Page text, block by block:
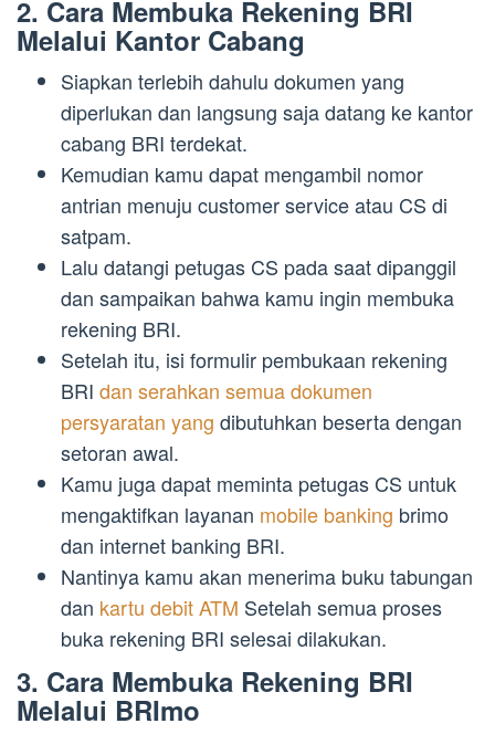
2. Cara Membuka Rekening BRI
Melalui Kantor Cabang
Siapkan terlebih dahulu dokumen yang
diperlukan dan langsung saja datang ke kantor
cabang BRI terdekat.
Kemudian kamu dapat mengambil nomor
antrian menuju customer service atau CS di
satpam.
Lalu datangi petugas CS pada saat dipanggil
dan sampaikan bahwa kamu ingin membuka
rekening BRI.
Setelah itu, isi formulir pembukaan rekening
BRI dan serahkan semua dokumen
persyaratan yang dibutuhkan beserta dengan
setoran awal.
Kamu juga dapat meminta petugas CS untuk
mengaktifkan layanan mobile banking brimo
dan internet banking BRI.
Nantinya kamu akan menerima buku tabungan
dan kartu debit ATM Setelah semua proses
buka rekening BRI selesai dilakukan.
3. Cara Membuka Rekening BRI
Melalui BRImo